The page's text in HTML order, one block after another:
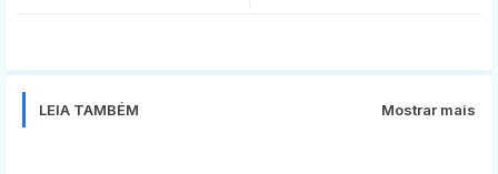
LEIA TAMBÉM Mostrar mais